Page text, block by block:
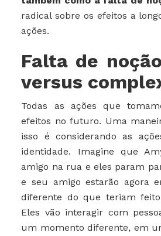
radical sobre os efeitos a
ações.
Falta de
versus
Todas as ações que
efeitos no futuro. Uma
isso é considerando as
identidade. Imagine que
amigo na rua e eles param
e seu amigo estarão agora
diferente do que teriam
Eles vão interagir com
um momento diferente, em